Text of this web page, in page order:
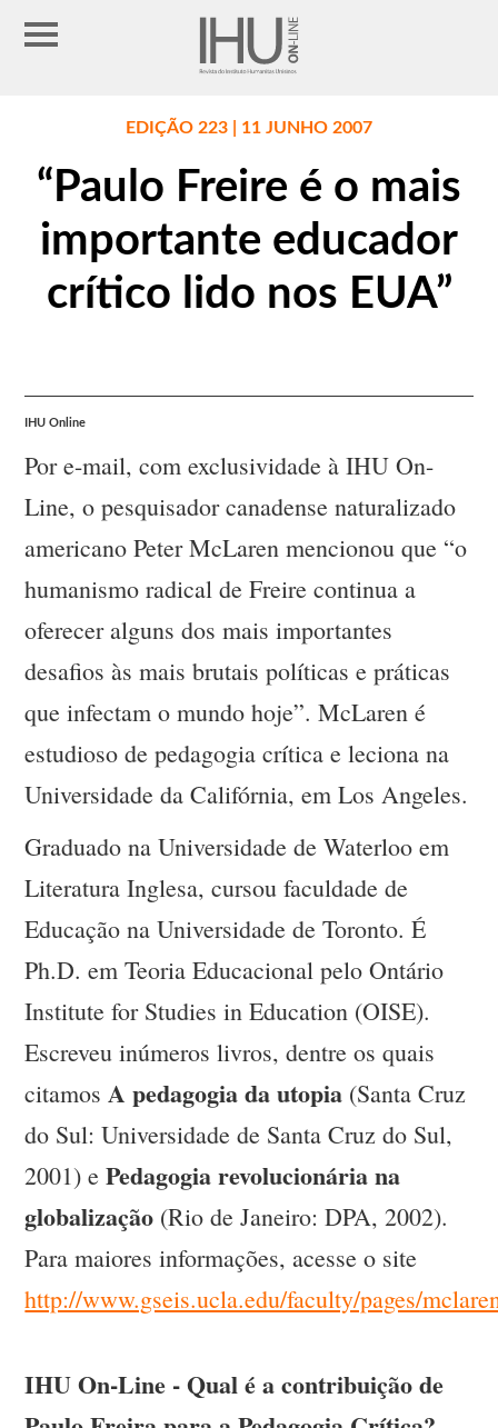
EDIÇÃO 223 | 11 JUNHO 2007
“Paulo Freire é o mais
importante educador
crítico lido nos EUA”
IHU Online
Por e-mail, com exclusividade à IHU On-
Line, o pesquisador canadense naturalizado
americano Peter McLaren mencionou que “o
humanismo radical de Freire continua a
oferecer alguns dos mais importantes
desafios às mais brutais políticas e práticas
que infectam o mundo hoje”. McLaren é
estudioso de pedagogia crítica e leciona na
Universidade da Califórnia, em Los Angeles.
Graduado na Universidade de Waterloo em
Literatura Inglesa, cursou faculdade de
Educação na Universidade de Toronto. É
Ph.D. em Teoria Educacional pelo Ontário
Institute for Studies in Education (OISE).
Escreveu inúmeros livros, dentre os quais
citamosA pedagogia da utopia (Santa Cruz
do Sul: Universidade de Santa Cruz do Sul,
2001) ePedagogia revolucionária na
globalização (Rio de Janeiro: DPA, 2002).
Para maiores informações, acesse o site
http://www.gseis.ucla.edu/faculty/pages/
IHU On-Line - Qual é a contribuição de